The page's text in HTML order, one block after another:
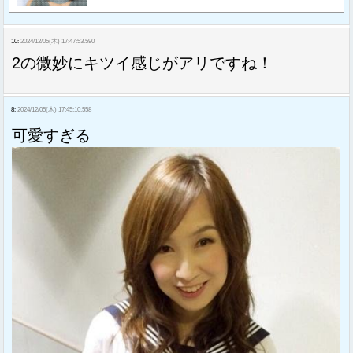
10: 2024/12/05(木) 17:47:53.590
2の微妙にキツイ感じがアリですね！
8: 2024/12/05(木) 17:45:10.558
可愛すぎる